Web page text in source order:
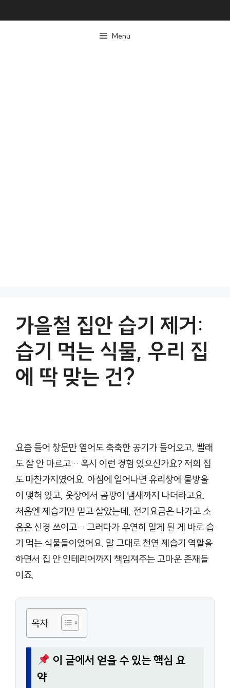
Menu
가을철 집안 습기 제거:
습기 먹는 식물, 우리 집
에 딱 맞는 건?
요즘 들어 창문만 열어도 축축한 공기가 들어오고, 빨래
도 잘 안 마르고… 혹시 이런 경험 있으신가요? 저희 집
도 마찬가지였어요. 아침에 일어나면 유리창에 물방울
이 맺혀 있고, 옷장에서 곰팡이 냄새까지 나더라고요.
처음엔 제습기만 믿고 살았는데, 전기요금은 나가고 소
음은 신경 쓰이고… 그러다가 우연히 알게 된 게 바로 습
기 먹는 식물들이었어요. 말 그대로 천연 제습기 역할을
하면서 집 안 인테리어까지 책임져주는 고마운 존재들
이죠.
목차
이 글에서 얻을 수 있는 핵심 요
약